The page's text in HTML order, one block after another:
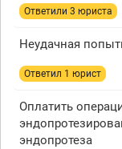
Ответили 3 юристa
Неудачная
Ответил 1 юрист
Оплатить
эндопротеза